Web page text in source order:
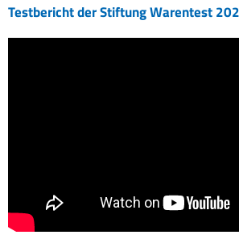
Testbericht der Stiftung Warentest